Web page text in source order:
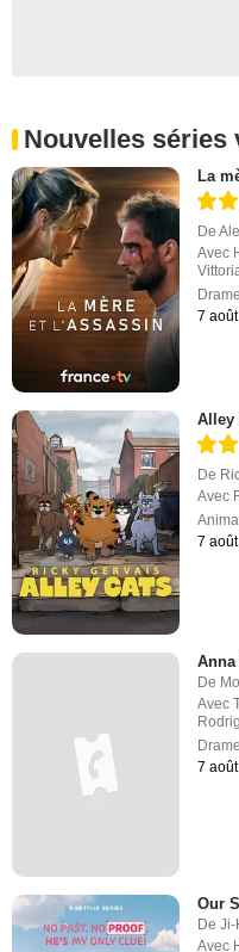
Nouvelles séries
La
De
Avec
Drame
7
Alley
De
Avec
7
De
Avec
Drame
7
Our
DeJi-
Avec